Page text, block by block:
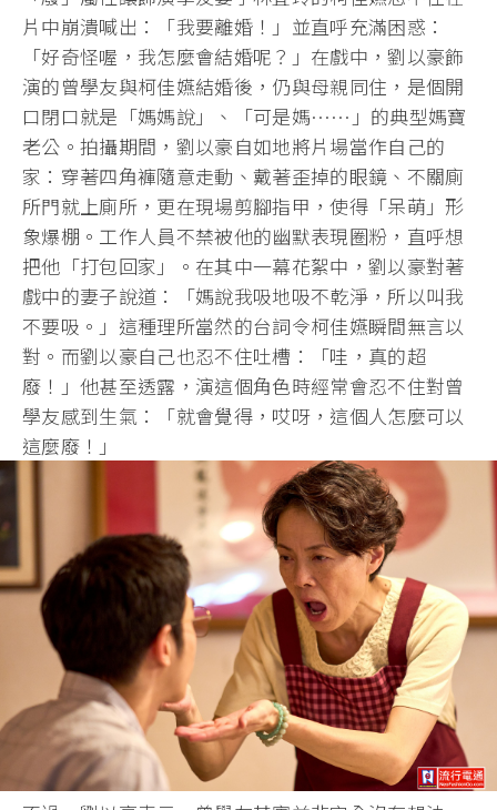
片中崩潰喊出：「我要離婚！」並直呼充滿困惑：
「好奇怪喔，我怎麼會結婚呢？」在戲中，劉以豪飾
演的曾學友與柯佳嬿結婚後，仍與母親同住，是個開
口閉口就是「媽媽說」、「可是媽……」的典型媽寶
老公。拍攝期間，劉以豪自如地將片場當作自己的
家：穿著四角褲隨意走動、戴著歪掉的眼鏡、不關廁
所門就上廁所，更在現場剪腳指甲，使得「呆萌」形
象爆棚。工作人員不禁被他的幽默表現圈粉，直呼想
把他「打包回家」。在其中一幕花絮中，劉以豪對著
戲中的妻子說道：「媽說我吸地吸不乾淨，所以叫我
不要吸。」這種理所當然的台詞令柯佳嬿瞬間無言以
對。而劉以豪自己也忍不住吐槽：「哇，真的超
廢！」他甚至透露，演這個角色時經常會忍不住對曾
學友感到生氣：「就會覺得，哎呀，這個人怎麼可以
這麼廢！」